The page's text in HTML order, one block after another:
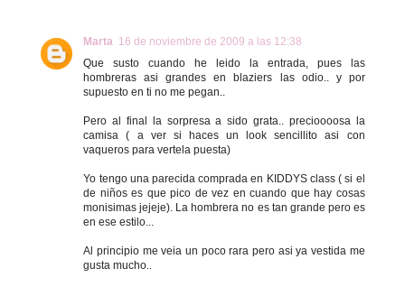
Marta 16 de noviembre de 2009 a las 12:38
Que susto cuando he leido la entrada, pues las
hombreras asi grandes en blaziers las odio.. y por
supuesto en ti no me pegan..
Pero al final la sorpresa a sido grata.. precioooosa la
camisa ( a ver si haces un look sencillito asi con
vaqueros para vertela puesta)
Yo tengo una parecida comprada en KIDDYS class ( si el
de niños es que pico de vez en cuando que hay cosas
monisimas jejeje). La hombrera no es tan grande pero es
en ese estilo...
Al principio me veia un poco rara pero asi ya vestida me
gusta mucho..